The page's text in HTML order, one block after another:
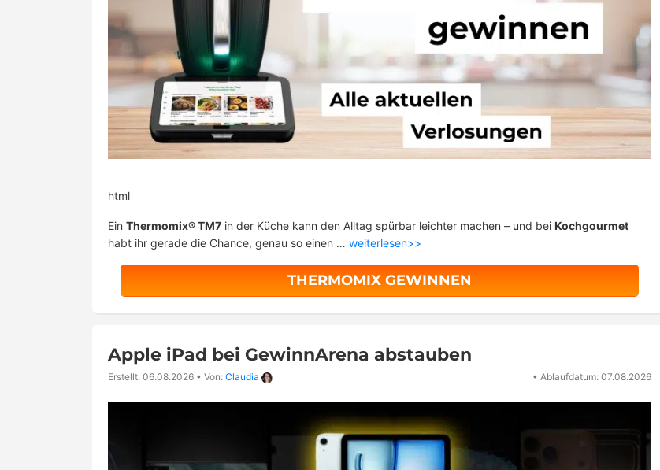
html
Ein Thermomix® TM7 in der Küche kann den Alltag spürbar leichter machen – und bei Kochgourmet
habt ihr gerade die Chance, genau so einen … weiterlesen>>
THERMOMIX GEWINNEN
Apple iPad bei GewinnArena abstauben
Erstellt: 06.08.2026 • Von: Claudia • Ablaufdatum: 07.08.2026